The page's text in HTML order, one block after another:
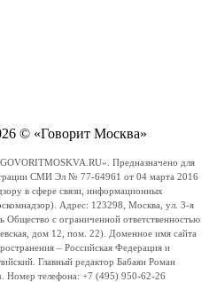
© «Говорит Москва»
Предназначено для
СМИ Эл № 77-64961 от 04 марта 2016
в сфере связи, информационных
Адрес: 123298, Москва, ул. 3-я
с ограниченной ответственностью
дом 12, пом. 22). Доменное имя сайта
– Российская Федерация и
Главный редактор Бабаян Роман
Номер телефона: +7 (495) 950-62-26